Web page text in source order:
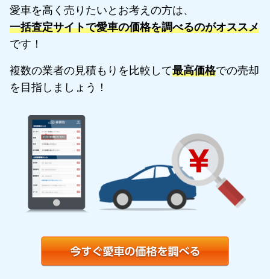
愛車を高く売りたいとお考えの方は、
一括査定サイトで愛車の価格を調べるのがオススメ
です！
複数の業者の見積もりを比較して最高価格での売却
を目指しましょう！